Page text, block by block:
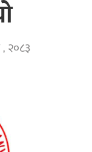
२०८३